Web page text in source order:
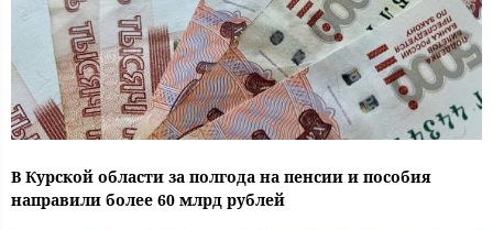
В Курской области за полгода на пенсии и пособия
направили более 60 млрд рублей